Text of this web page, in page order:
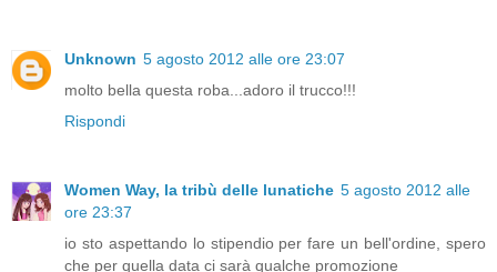
Unknown 5 agosto 2012 alle ore 23:07
molto bella questa roba...adoro il trucco!!!
Rispondi
Women Way, la tribù delle lunatiche 5 agosto 2012 alle
ore 23:37
io sto aspettando lo stipendio per fare un bell'ordine, spero
che per quella data ci sarà qualche promozione